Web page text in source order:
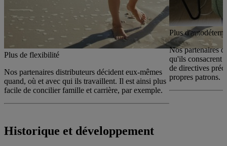
Plus de flexibilité
Nos partenaires distributeurs décident eux-mêmes
quand, où et avec qui ils travaillent. Il est ainsi plus
facile de concilier famille et carrière, par exemple.
Plus
Nos partenaires
qu'ils consacrent
de directives
propres patrons.
Historique et développement